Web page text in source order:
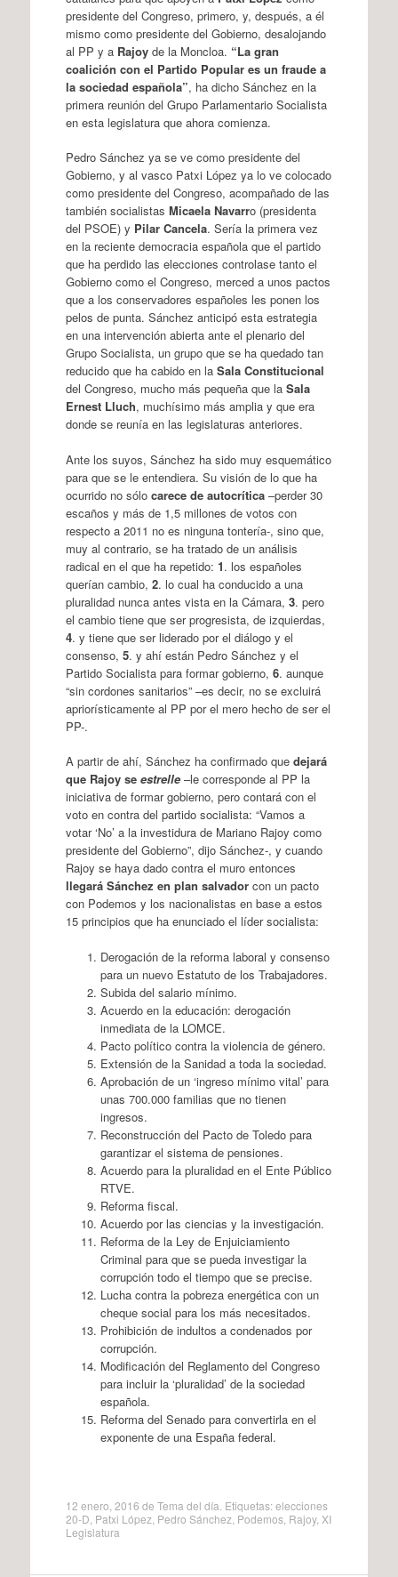
presidente del Congreso, primero, y, después, a él
mismo como presidente del Gobierno, desalojando
al PP y a Rajoyde la Moncloa. “La gran
coalición con el Partido Popular es un fraude a
la sociedad española”, ha dicho Sánchez en la
primera reunión del Grupo Parlamentario Socialista
en esta legislatura que ahora comienza.
Pedro Sánchez ya se ve como presidente del
Gobierno, y al vasco Patxi López ya lo ve colocado
como presidente del Congreso, acompañado de las
también socialistas Micaela Navarro (presidenta
del PSOE) y Pilar Cancela. Sería la primera vez
en la reciente democracia española que el partido
que ha perdido las elecciones controlase tanto el
Gobierno como el Congreso, merced a unos pactos
que a los conservadores españoles les ponen los
pelos de punta. Sánchez anticipó esta estrategia
en una intervención abierta ante el plenario del
Grupo Socialista, un grupo que se ha quedado tan
reducido que ha cabido en la Sala Constitucional
del Congreso, mucho más pequeña que la Sala
Ernest Lluch, muchísimo más amplia y que era
donde se reunía en las legislaturas anteriores.
Ante los suyos, Sánchez ha sido muy esquemático
para que se le entendiera. Su visión de lo que ha
ocurrido no sólo carece de autocrítica –perder 30
escaños y más de 1,5 millones de votos con
respecto a 2011 no es ninguna tontería-, sino que,
muy al contrario, se ha tratado de un análisis
radical en el que ha repetido: 1. los españoles
querían cambio, 2. lo cual ha conducido a una
pluralidad nunca antes vista en la Cámara, 3. pero
el cambio tiene que ser progresista, de izquierdas,
4. y tiene que ser liderado por el diálogo y el
consenso, 5. y ahí están Pedro Sánchez y el
Partido Socialista para formar gobierno, 6. aunque
“sin cordones sanitarios” –es decir, no se excluirá
apriorísticamente al PP por el mero hecho de ser el
PP-.
A partir de ahí, Sánchez ha confirmado que dejará
que Rajoy se estrelle–le corresponde al PP la
iniciativa de formar gobierno, pero contará con el
voto en contra del partido socialista: “Vamos a
votar ‘No’ a la investidura de Mariano Rajoy como
presidente del Gobierno”, dijo Sánchez-, y cuando
Rajoy se haya dado contra el muro entonces
llegará Sánchez en plan salvadorcon un pacto
con Podemos y los nacionalistas en base a estos
15 principios que ha enunciado el líder socialista:
Derogación de la reforma laboral y consenso
para un nuevo Estatuto de los Trabajadores.
Subida del salario mínimo.
Acuerdo en la educación: derogación
inmediata de la LOMCE.
Pacto político contra la violencia de género.
Extensión de la Sanidad a toda la sociedad.
Aprobación de un ‘ingreso mínimo vital’ para
unas 700.000 familias que no tienen
ingresos.
Reconstrucción del Pacto de Toledo para
garantizar el sistema de pensiones.
Acuerdo para la pluralidad en el Ente Público
RTVE.
Reforma fiscal.
Acuerdo por las ciencias y la investigación.
Reforma de la Ley de Enjuiciamiento
Criminal para que se pueda investigar la
corrupción todo el tiempo que se precise.
Lucha contra la pobreza energética con un
cheque social para los más necesitados.
Prohibición de indultos a condenados por
corrupción.
Modificación del Reglamento del Congreso
para incluir la ‘pluralidad’ de la sociedad
española.
Reforma del Senado para convertirla en el
exponente de una España federal.
12 enero, 2016 de Tema del día . Etiquetas:elecciones
20-D Patxi López, Pedro Sánchez, Podemos, Rajoy, XI
Legislatura